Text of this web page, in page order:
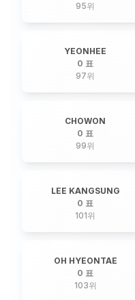
95위
YEONHEE
0 표
97위
CHOWON
0 표
99위
LEE KANGSUNG
0 표
101위
OH HYEONTAE
0 표
103위